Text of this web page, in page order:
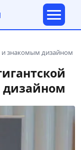
и знакомым дизайном